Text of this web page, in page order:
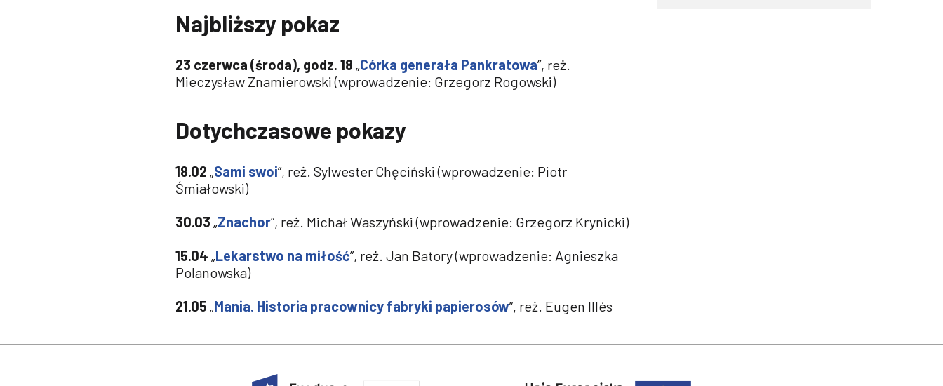
Najbliższy pokaz
23 czerwca (środa), godz. 18 „Córka generała Pankratowa”, reż.
Mieczysław Znamierowski (wprowadzenie: Grzegorz Rogowski)
Dotychczasowe pokazy
18.02 „Sami swoi”, reż. Sylwester Chęciński (wprowadzenie: Piotr
Śmiałowski)
30.03 „Znachor”, reż. Michał Waszyński (wprowadzenie: Grzegorz Krynicki)
15.04 „Lekarstwo na miłość”, reż. Jan Batory (wprowadzenie: Agnieszka
Polanowska)
21.05 „Mania. Historia pracownicy fabryki papierosów”, reż. Eugen Illés